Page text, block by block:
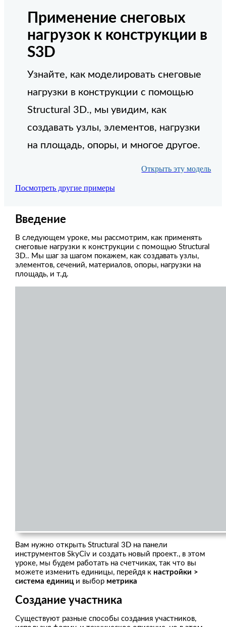
Применение снеговых
нагрузок к конструкции в
S3D
Узнайте, как моделировать снеговые
нагрузки в конструкции с помощью
Structural 3D., мы увидим, как
создавать узлы, элементов, нагрузки
на площадь, опоры, и многое другое.
Открыть эту модель
Посмотреть другие примеры
Введение
В следующем уроке, мы рассмотрим, как применять
снеговые нагрузки к конструкции с помощью Structural
3D.. Мы шаг за шагом покажем, как создавать узлы,
элементов, сечений, материалов, опоры, нагрузки на
площадь, и т.д.
Вам нужно открыть Structural 3D на панели
инструментов SkyCiv и создать новый проект., в этом
уроке, мы будем работать на счетчиках, так что вы
можете изменить единицы, перейдя к настройки >
система единици выбор метрика
Создание участника
Существуют разные способы создания участников,